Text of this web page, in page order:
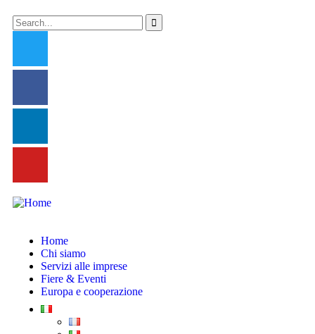
Home
Chi siamo
Servizi alle imprese
Fiere & Eventi
Europa e cooperazione